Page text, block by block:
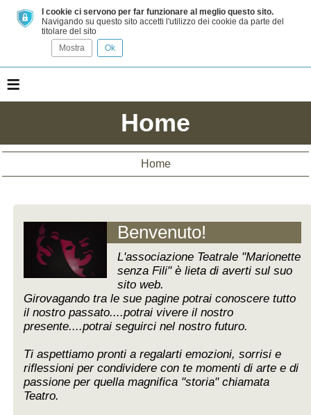
I cookie ci servono per far funzionare al meglio questo sito.
Navigando su questo sito accetti l'utilizzo dei cookie da parte del
titolare del sito
Mostra
Ok
≡
Home
Home
Benvenuto!
L'associazione Teatrale "Marionette
senza Fili" è lieta di averti sul suo
sito web.
Girovagando tra le sue pagine potrai conoscere tutto
il nostro passato....potrai vivere il nostro
presente....potrai seguirci nel nostro futuro.
Ti aspettiamo pronti a regalarti emozioni, sorrisi e
riflessioni per condividere con te momenti di arte e di
passione per quella magnifica "storia" chiamata
Teatro.